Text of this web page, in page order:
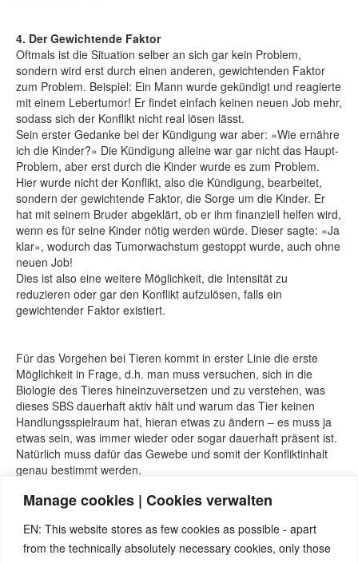
Manage cookies | Cookies verwalten
EN: This website stores as few cookies as possible - apart
from the technically absolutely necessary cookies, only those
4. Der Gewichtende Faktor
Oftmals ist die Situation selber an sich gar kein Problem,
sondern wird erst durch einen anderen, gewichtenden Faktor
zum Problem. Beispiel: Ein Mann wurde gekündigt und reagierte
mit einem Lebertumor! Er findet einfach keinen neuen Job mehr,
sodass sich der Konflikt nicht real lösen lässt.
Sein erster Gedanke bei der Kündigung war aber: «Wie ernähre
ich die Kinder?» Die Kündigung alleine war gar nicht das Haupt-
Problem, aber erst durch die Kinder wurde es zum Problem.
Hier wurde nicht der Konflikt, also die Kündigung, bearbeitet,
sondern der gewichtende Faktor, die Sorge um die Kinder. Er
hat mit seinem Bruder abgeklärt, ob er ihm finanziell helfen wird,
wenn es für seine Kinder nötig werden würde. Dieser sagte: «Ja
klar», wodurch das Tumorwachstum gestoppt wurde, auch ohne
neuen Job!
Dies ist also eine weitere Möglichkeit, die Intensität zu
reduzieren oder gar den Konflikt aufzulösen, falls ein
gewichtender Faktor existiert.
Für das Vorgehen bei Tieren kommt in erster Linie die erste
Möglichkeit in Frage, d.h. man muss versuchen, sich in die
Biologie des Tieres hineinzuversetzen und zu verstehen, was
dieses SBS dauerhaft aktiv hält und warum das Tier keinen
Handlungsspielraum hat, hieran etwas zu ändern – es muss ja
etwas sein, was immer wieder oder sogar dauerhaft präsent ist.
Natürlich muss dafür das Gewebe und somit der Konfliktinhalt
genau bestimmt werden.
Anschließend kann man sich eine Strategie überlegen, wie das
Tier spüren kann, dass das Problem nicht mehr existiert, d.h.
hier fällt «darüber reden» / «erklären» etc. weg, sondern es
geht darum, dass es die Veränderung wahrnehmen und spüren
kann.